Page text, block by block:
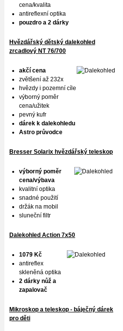
cena/kvalita
antireflexní optika
pouzdro a 2 dárky
Hvězdářský dětský dalekohled
zrcadlový NT 76/700
akčí cena
zvětšení až 232x
hvězdy i pozemní cíle
výborný poměr
cena/užitek
pevný kufr
dárek k dalekohledu
Astro průvodce
Bresser Solarix hvězdářský teleskop
výborný poměr
cena/výbava
kvalitní optika
snadné použití
držák na mobil
sluneční filtr
Dalekohled Action 7x50
1079 Kč
antireflex
skleněná optika
2 dárky nůž a
zapalovač
Mikroskop a teleskop - báječný dárek
pro děti